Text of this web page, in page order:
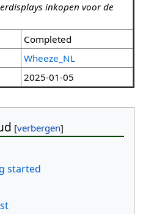
inkopen voor de
Completed
Wheeze_NL
2025-01-05
started